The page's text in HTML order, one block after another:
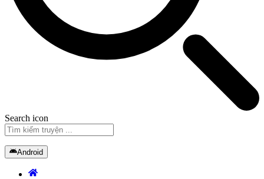
Search icon
Android